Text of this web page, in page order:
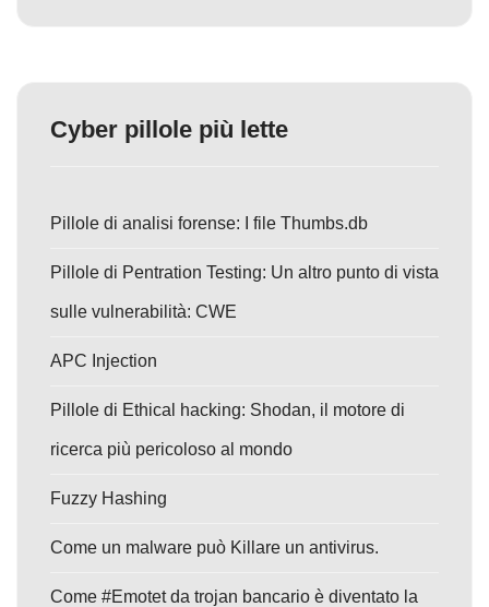
Cyber pillole più lette
Pillole di analisi forense: I file Thumbs.db
Pillole di Pentration Testing: Un altro punto di vista
sulle vulnerabilità: CWE
APC Injection
Pillole di Ethical hacking: Shodan, il motore di
ricerca più pericoloso al mondo
Fuzzy Hashing
Come un malware può Killare un antivirus.
Come #Emotet da trojan bancario è diventato la